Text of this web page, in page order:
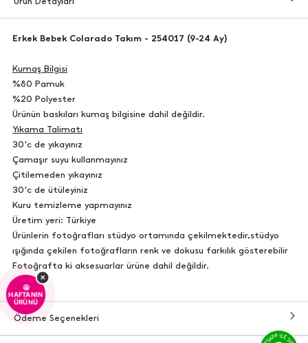
🤩
HAFTANIN
ÜRÜNÜ
×
Erkek Bebek Colarado Takım - 254017 (9-24 Ay)
Kumaş Bilgisi
%80 Pamuk
%20 Polyester
Ürünün baskıları kumaş bilgisine dahil değildir.
Yıkama Talimatı
30'c de yıkayınız
Çamaşır suyu kullanmayınız
Çitilemeden yıkayınız
30'c de ütüleyiniz
Kuru temizleme yapmayınız
Üretim yeri: Türkiye
Ürünlerin fotoğrafları stüdyo ortamında çekilmektedir,stüdyo
ışığında çekilen fotoğrafların renk ve dokusu farkılık gösterebilir
Fotoğrafta ki aksesuarlar ürüne dahil değildir.
Ödeme Seçenekleri